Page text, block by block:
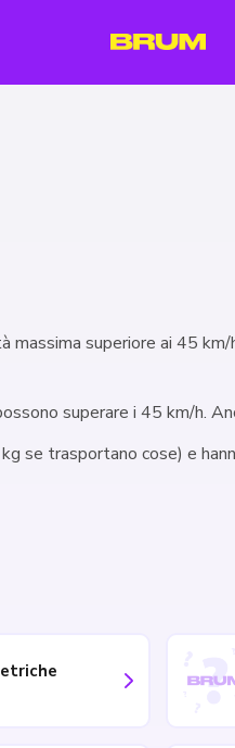
superiore ai 45
superare i 45 km/h.
se trasportano cose) e